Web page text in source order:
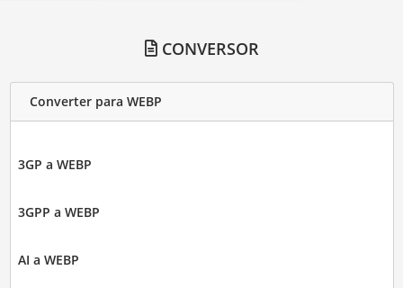
CONVERSOR
Converter para WEBP
3GP a WEBP
3GPP a WEBP
AI a WEBP